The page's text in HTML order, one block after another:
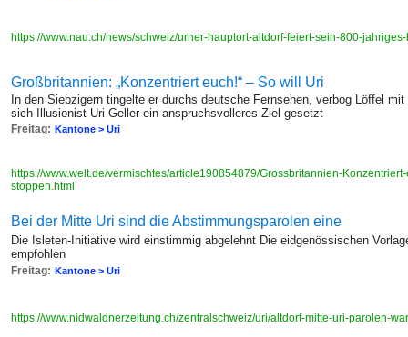
https://www.nau.ch/news/schweiz/urner-hauptort-altdorf-feiert-sein-800-
Großbritannien: „Konzentriert euch!“ – So will Uri
In den Siebzigern tingelte er durchs deutsche Fernsehen, verbog Löffel
sich Illusionist Uri Geller ein anspruchsvolleres Ziel gesetzt
Freitag: Kantone > Uri
https://www.welt.de/vermischtes/article190854879/Grossbritannien-
stoppen.html
Bei der Mitte Uri sind die Abstimmungsparolen eine
Die Isleten-Initiative wird einstimmig abgelehnt Die eidgenössischen
empfohlen
Freitag: Kantone > Uri
https://www.nidwaldnerzeitung.ch/zentralschweiz/uri/altdorf-mitte-uri-parolen-